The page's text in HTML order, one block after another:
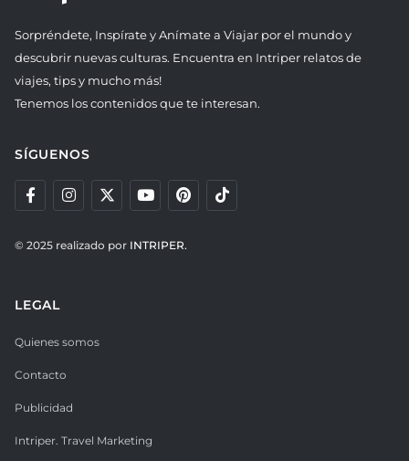
Sorpréndete, Inspírate y Anímate a Viajar por el mundo y
descubrir nuevas culturas. Encuentra en Intriper relatos de
viajes, tips y mucho más!
Tenemos los contenidos que te interesan.
SÍGUENOS
© 2025 realizado por INTRIPER.
LEGAL
Quienes somos
Contacto
Publicidad
Intriper. Travel Marketing